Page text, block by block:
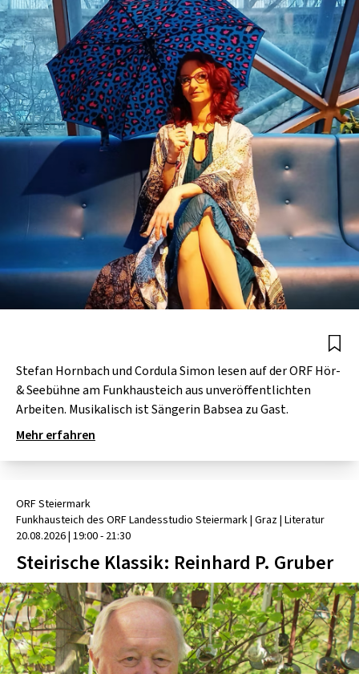
Stefan Hornbach und Cordula Simon lesen auf der ORF Hör-
& Seebühne am Funkhausteich aus unveröffentlichten
Arbeiten. Musikalisch ist Sängerin Babsea zu Gast.
Mehr erfahren
ORF Steiermark
Funkhausteich des ORF Landesstudio Steiermark| Graz| Literatur
20.08.2026| 19:00 - 21:30
Steirische Klassik: Reinhard P. Gruber